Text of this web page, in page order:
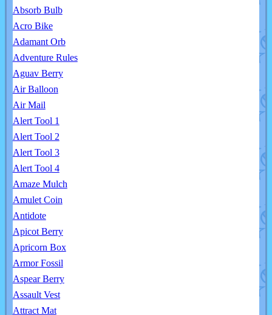
Absorb Bulb
Acro Bike
Adamant Orb
Adventure Rules
Aguav Berry
Air Balloon
Air Mail
Alert Tool 1
Alert Tool 2
Alert Tool 3
Alert Tool 4
Amaze Mulch
Amulet Coin
Antidote
Apicot Berry
Apricorn Box
Armor Fossil
Aspear Berry
Assault Vest
Attract Mat